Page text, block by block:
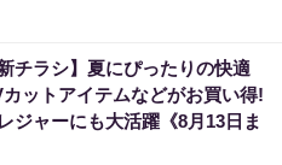
チラシ】夏にぴったりの快適
ットアイテムなどがお買い得!
ジャーにも大活躍《8月13日ま